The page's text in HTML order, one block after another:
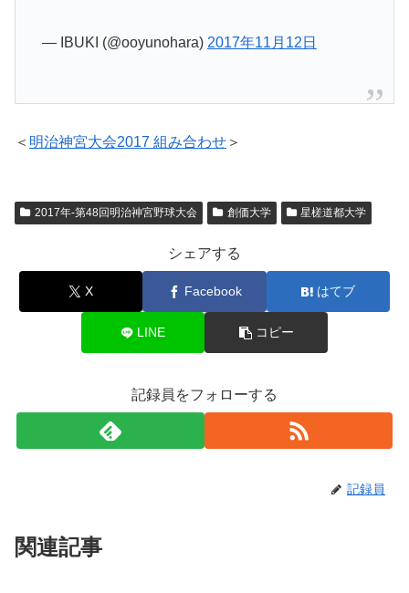
— IBUKI (@ooyunohara) 2017年11月12日
＜ 明治神宮大会2017 組み合わせ ＞
2017年-第48回明治神宮野球大会 創価大学 星槎道都大学
シェアする
X Facebook はてブ
LINE コピー
記録員をフォローする
記録員
関連記事